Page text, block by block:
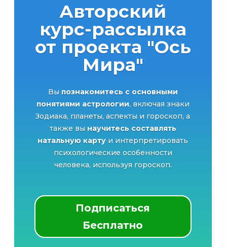
Авторский
курс-рассылка
от проекта "Ось
Мира"
Вы познакомитесь с основными
понятиями астрологии, включая знаки
Зодиака, планеты, аспекты и гороскоп, а
также вы научитесь составлять
натальную карту и интерпретировать
психологические особенности
человека, используя гороскоп.
Подписаться
Бесплатно